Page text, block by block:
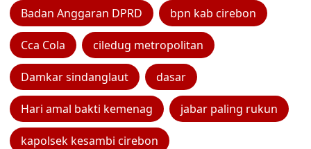
Badan Anggaran DPRD bpn kab cirebon
Cca Cola ciledug metropolitan
Damkar sindanglaut dasar
Hari amal bakti kemenag jabar paling rukun
kapolsek kesambi cirebon